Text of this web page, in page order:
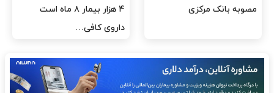
مصوبه بانک مرکزی
۴ هزار بیمار ۸ ماه است
داروی کافی…